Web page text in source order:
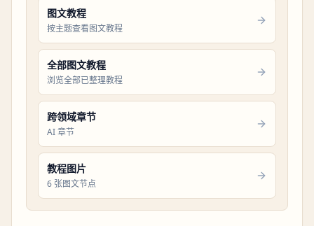
图文教程
按主题查看图文教程
全部图文教程
浏览全部已整理教程
跨领域章节
AI 章节
教程图片
6 张图文节点